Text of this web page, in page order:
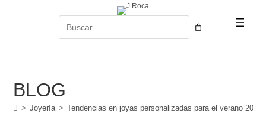
BLOG
> Joyería > Tendencias en joyas personalizadas para el verano 2025